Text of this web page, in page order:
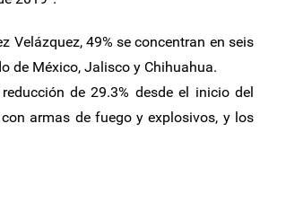
Velázquez, 49% se concentran en seis
de México, Jalisco y Chihuahua.
de 29.3% desde el inicio del
armas de fuego y explosivos, y los